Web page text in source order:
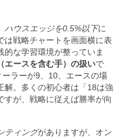
ハウスエッジを0.5%以下に
は戦略チャートを画面横に表
な学習環境が整っていま
エースを含む手）の扱いで
ラーが9、10、エースの場
解。多くの初心者は「18は強
すが、戦略に従えば勝率が向
ティングがありますが、オン